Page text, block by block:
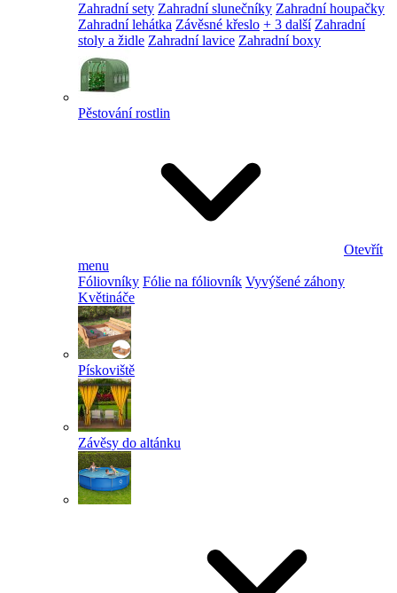
Zahradní sety Zahradní slunečníky Zahradní houpačky
Zahradní lehátka Závěsné křeslo + 3 další Zahradní
stoly a židle Zahradní lavice Zahradní boxy
Pěstování rostlin
Otevřít
menu
Fóliovníky Fólie na fóliovník Vyvýšené záhony
Květináče
Pískoviště
Závěsy do altánku